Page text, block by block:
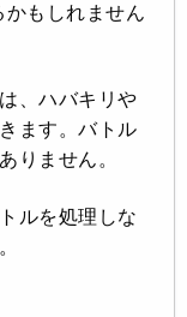
もしれません
、ハバキリや
ます。バトル
りません。
ルを処理しな